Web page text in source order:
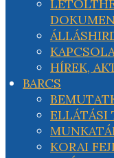
HÍREK,
BARCS
ELLÁTÁSI
KORAI